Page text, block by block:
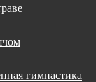
гимнастика